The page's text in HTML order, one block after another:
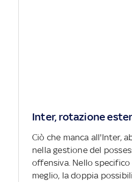
Inter, rotazione
Ciò che manca all'Inter,
nella gestione del
offensiva. Nello
meglio, la doppia